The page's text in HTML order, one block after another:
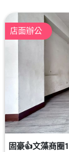
店面辦公
固豪👍文藻商圈